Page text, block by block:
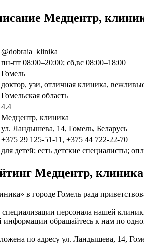
Медцентр,
@dobraia_klinika
пн-пт 08:00–20:00; сб,вс 08:00–18:00
Гомель
доктор, узи, отличная клиника,
Гомельская область
4.4
Медцентр, клиника
ул. Ландышева, 14, Гомель, Беларусь
+375 29 125-51-11, +375 44 722-22-70
для детей; есть детские специалисты;
Медцентр,
в городе Гомель рада
персонала нашей
информации обращайтесь к нам по
по адресу ул. Ландышева, 14,